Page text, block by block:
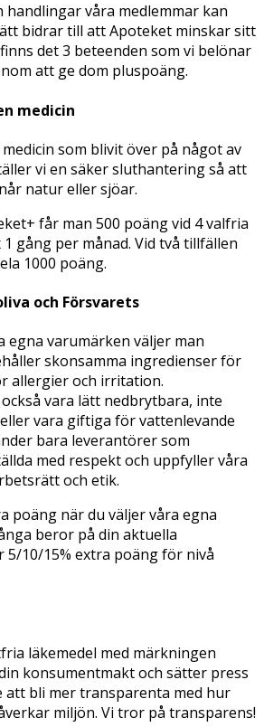
handlingar våra medlemmar kan
bidrar till att Apoteket minskar sitt
det 3 beteenden som vi belönar
att ge dom pluspoäng.
medicin
som blivit över på något av
vi en säker sluthantering så att
natur eller sjöar.
får man 500 poäng vid 4 valfria
gång per månad. Vid två tillfällen
1000 poäng.
och Försvarets
egna varumärken väljer man
skonsamma ingredienser för
allergier och irritation.
vara lätt nedbrytbara, inte
vara giftiga för vattenlevande
bara leverantörer som
med respekt och uppfyller våra
och etik.
poäng när du väljer våra egna
beror på din aktuella
5/10/15% extra poäng för nivå
läkemedel med märkningen
konsumentmakt och sätter press
att bli mer transparenta med hur
miljön. Vi tror på transparens!